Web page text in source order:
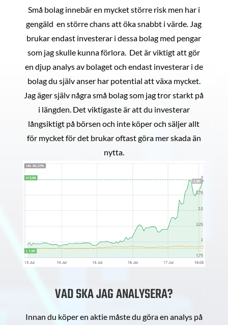
Små bolag innebär en mycket större risk men har i
gengäld en större chans att öka snabbt i värde. Jag
brukar endast investerar i dessa bolag med pengar
som jag skulle kunna förlora. Det är viktigt att gör
en djup analys av bolaget och endast investerar i de
bolag du själv anser har potential att växa mycket.
Jag äger själv några små bolag som jag tror starkt på
i längden. Det viktigaste är att du investerar
långsiktigt på börsen och inte köper och säljer allt
för mycket för det brukar oftast göra mer skada än
nytta.
VAD SKA JAG ANALYSERA?
Innan du köper en aktie måste du göra en analys på